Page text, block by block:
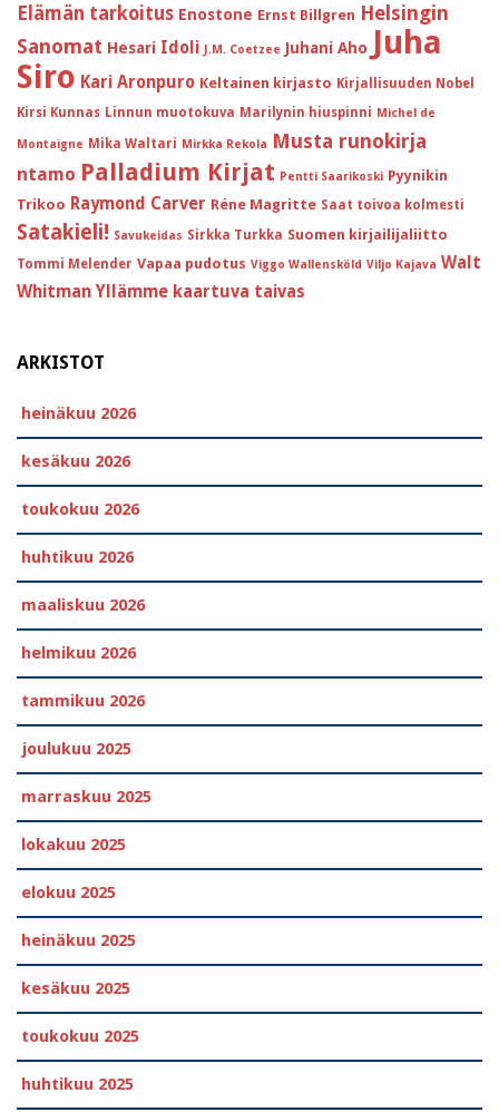
Elämän tarkoitus Enostone Ernst Billgren Helsingin
Sanomat Hesari Idoli J.M. Coetzee Juhani Aho Juha
Siro Kari Aronpuro Keltainen kirjasto Kirjallisuuden Nobel
Kirsi Kunnas Linnun muotokuva Marilynin hiuspinni Michel de
Montaigne Mika Waltari Mirkka Rekola Musta runokirja
ntamo Palladium Kirjat Pentti Saarikoski Pyynikin
Trikoo Raymond Carver Réne Magritte Saat toivoa kolmesti
Satakieli! Savukeidas Sirkka Turkka Suomen kirjailijaliitto
Tommi Melender Vapaa pudotus Viggo Wallensköld Viljo Kajava Walt
Whitman Yllämme kaartuva taivas
ARKISTOT
heinäkuu 2026
kesäkuu 2026
toukokuu 2026
huhtikuu 2026
maaliskuu 2026
helmikuu 2026
tammikuu 2026
joulukuu 2025
marraskuu 2025
lokakuu 2025
elokuu 2025
heinäkuu 2025
kesäkuu 2025
toukokuu 2025
huhtikuu 2025